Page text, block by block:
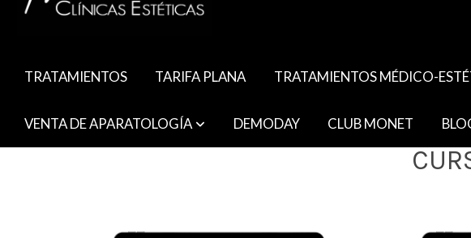
TRATAMIENTOS TARIFA PLANA TRATAMIENTOS MÉDICO-
VENTA DE APARATOLOGÍA DEMODAY CLUB MONET